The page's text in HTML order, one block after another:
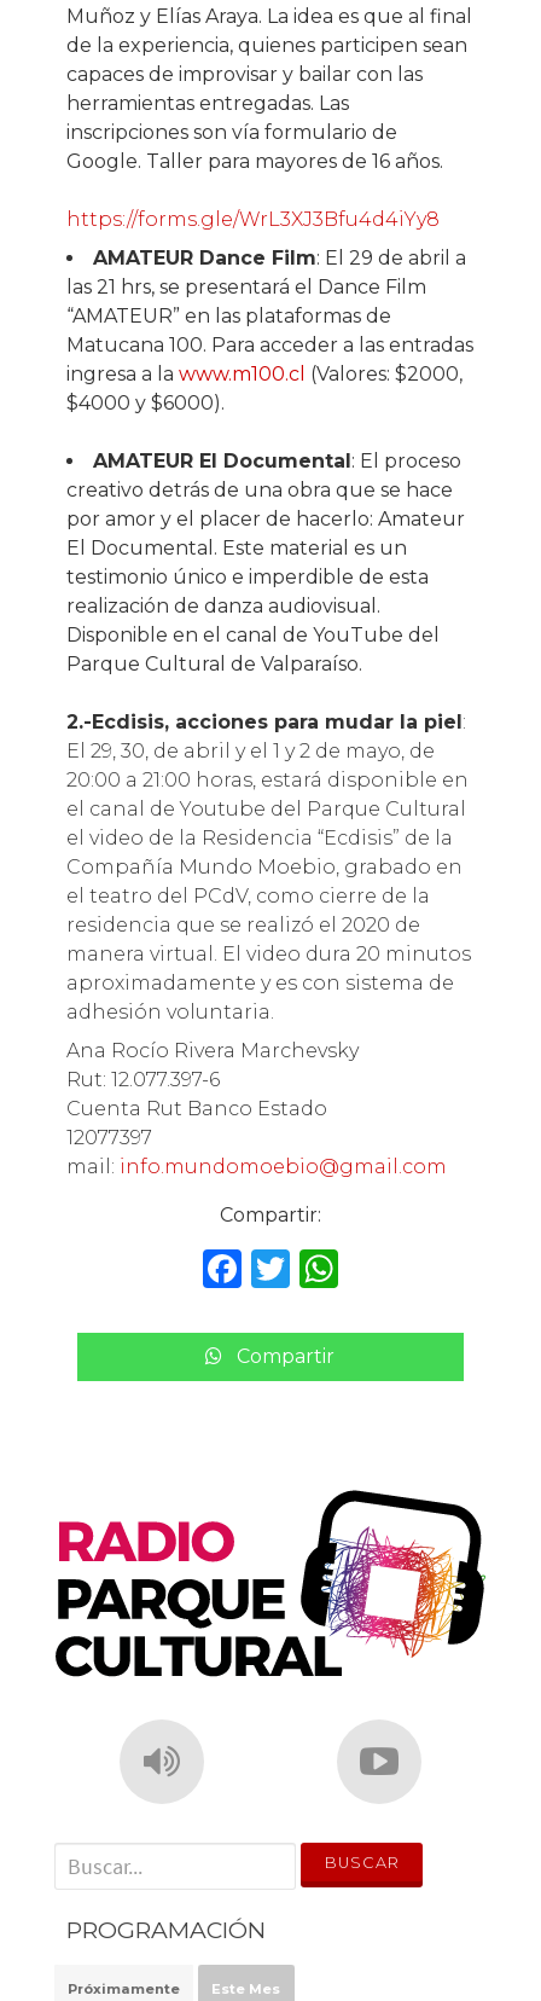
Muñoz y Elías Araya. La idea es que al final
de la experiencia, quienes participen sean
capaces de improvisar y bailar con las
herramientas entregadas. Las
inscripciones son vía formulario de
Google. Taller para mayores de 16 años.
https://forms.gle/WrL3XJ3Bfu4d4iYy8
AMATEUR Dance Film: El 29 de abril a
las 21 hrs, se presentará el Dance Film
“AMATEUR” en las plataformas de
Matucana 100. Para acceder a las entradas
ingresa a la www.m100.cl (Valores: $2000,
$4000 y $6000).
AMATEUR El Documental: El proceso
creativo detrás de una obra que se hace
por amor y el placer de hacerlo: Amateur
El Documental. Este material es un
testimonio único e imperdible de esta
realización de danza audiovisual.
Disponible en el canal de YouTube del
Parque Cultural de Valparaíso.
2.-Ecdisis, acciones para mudar la piel:
El 29, 30, de abril y el 1 y 2 de mayo, de
20:00 a 21:00 horas, estará disponible en
el canal de Youtube del Parque Cultural
el video de la Residencia “Ecdisis” de la
Compañía Mundo Moebio, grabado en
el teatro del PCdV, como cierre de la
residencia que se realizó el 2020 de
manera virtual. El video dura 20 minutos
aproximadamente y es con sistema de
adhesión voluntaria.
Ana Rocío Rivera Marchevsky
Rut: 12.077.397-6
Cuenta Rut Banco Estado
12077397
mail: info.mundomoebio@gmail.com
Compartir:
F
c
e
T
it
te
W
a
ts
p
Compartir
' . __('Search for:') . '
PROGRAMACIÓN
Próximamente Este Mes